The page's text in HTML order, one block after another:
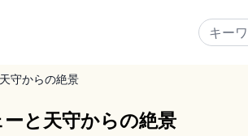
守からの絶景
と天守からの絶景